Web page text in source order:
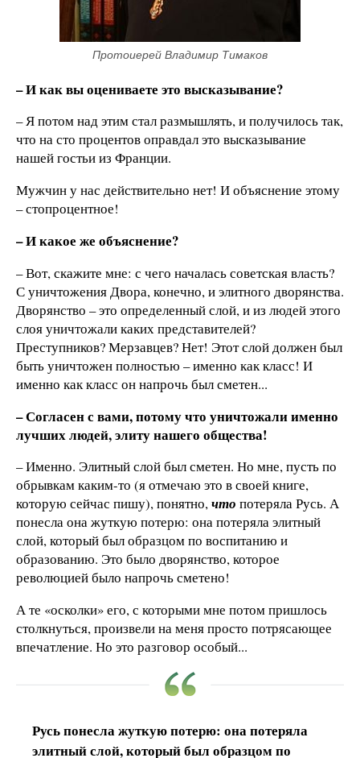
Протоиерей Владимир Тимаков
– И как вы оцениваете это высказывание?
– Я потом над этим стал размышлять, и получилось так,
что на сто процентов оправдал это высказывание
нашей гостьи из Франции.
Мужчин у нас действительно нет! И объяснение этому
– стопроцентное!
– И какое же объяснение?
– Вот, скажите мне: с чего началась советская власть?
С уничтожения Двора, конечно, и элитного дворянства.
Дворянство – это определенный слой, и из людей этого
слоя уничтожали каких представителей?
Преступников? Мерзавцев? Нет! Этот слой должен был
быть уничтожен полностью – именно как класс! И
именно как класс он напрочь был сметен...
– Согласен с вами, потому что уничтожали именно
лучших людей, элиту нашего общества!
– Именно. Элитный слой был сметен. Но мне, пусть по
обрывкам каким-то (я отмечаю это в своей книге,
которую сейчас пишу), понятно,что потеряла Русь. А
понесла она жуткую потерю: она потеряла элитный
слой, который был образцом по воспитанию и
образованию. Это было дворянство, которое
революцией было напрочь сметено!
А те «осколки» его, с которыми мне потом пришлось
столкнуться, произвели на меня просто потрясающее
впечатление. Но это разговор особый...
Русь понесла жуткую потерю: она потеряла
элитный слой, который был образцом по